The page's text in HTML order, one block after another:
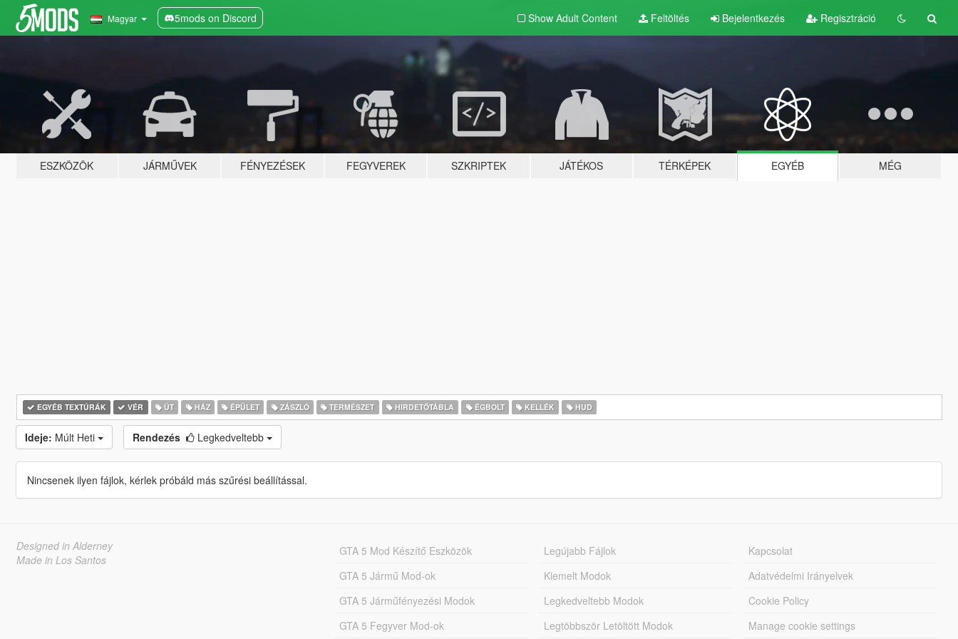
Magyar 5mods on Discord Show Adult Content Feltöltés Bejelentkezés Regisztráció
ESZKÖZÖK JÁRMŰVEK FÉNYEZÉSEK FEGYVEREK SZKRIPTEK JÁTÉKOS TÉRKÉPEK EGYÉB MÉG
EGYÉB TEXTÚRÁK VÉR ÚT HÁZ ÉPÜLET ZÁSZLÓ TERMÉSZET HIRDETŐTÁBLA ÉGBOLT KELLÉK HUD
Ideje: Múlt Heti Rendezés Legkedveltebb
Nincsenek ilyen fájlok, kérlek próbáld más szűrési beállítással.
Designed in Alderney
Made in Los Santos
GTA 5 Mod Készítő Eszközök
GTA 5 Jármű Mod-ok
GTA 5 Járműfényezési Modok
GTA 5 Fegyver Mod-ok
Legújabb Fájlok
Kiemelt Modok
Legkedveltebb Modok
Legtöbbször Letöltött Modok
Kapcsolat
Adatvédelmi Irányelvek
Cookie Policy
Manage cookie settings